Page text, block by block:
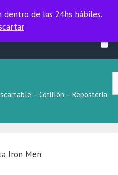
dentro de las 24hs hábiles.
dentro de las 24hs hábiles.
– Cotillón – Repostería
Iron Men